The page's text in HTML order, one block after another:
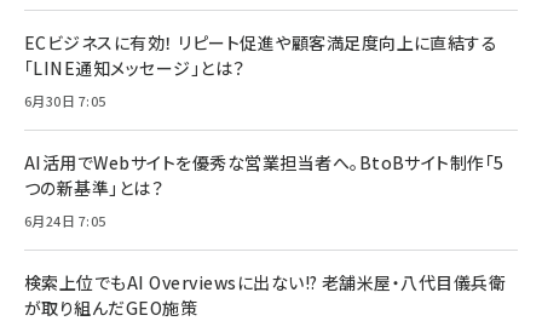
ECビジネスに有効！ リピート促進や顧客満足度向上に直結する
「LINE通知メッセージ」とは？
6月30日 7:05
AI活用でWebサイトを優秀な営業担当者へ。BtoBサイト制作「5
つの新基準」とは？
6月24日 7:05
検索上位でもAI Overviewsに出ない!? 老舗米屋・八代目儀兵衛
が取り組んだGEO施策